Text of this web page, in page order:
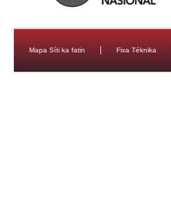
Mapa Síti ka fatin Fixa Téknika